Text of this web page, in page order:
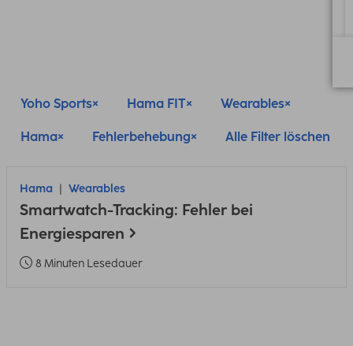
Yoho Sports Hama FIT Wearables
Hama Fehlerbehebung Alle Filter löschen
Hama Wearables
Smartwatch-Tracking: Fehler bei
Energiesparen
8 Minuten Lesedauer